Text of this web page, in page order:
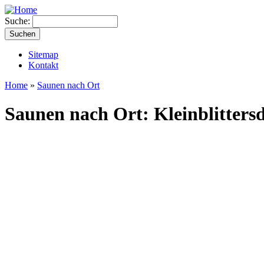
Suche:
Sitemap
Kontakt
Home » Saunen nach Ort
Saunen nach Ort: